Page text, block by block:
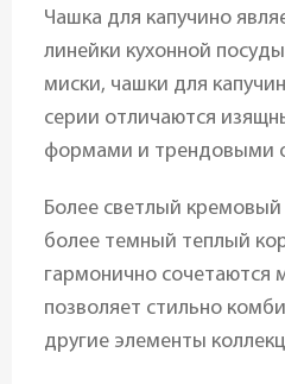
Чашка для капучино
линейки кухонной посуды
миски, чашки для
серии отличаются
формами и трендовыми
Более светлый
более темный теплый
гармонично сочетаются
позволяет стильно
другие элементы